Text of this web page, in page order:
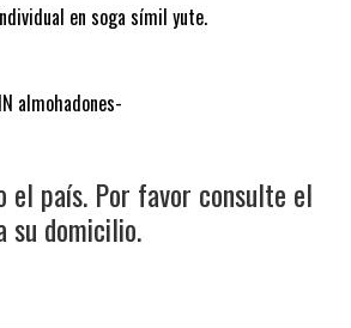
en soga símil yute.
almohadones-
el país. Por favor consulte el
su domicilio.